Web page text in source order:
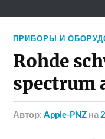
ПРИБОРЫ И
Rohde
spectrum
Автор:Apple-PNZ на